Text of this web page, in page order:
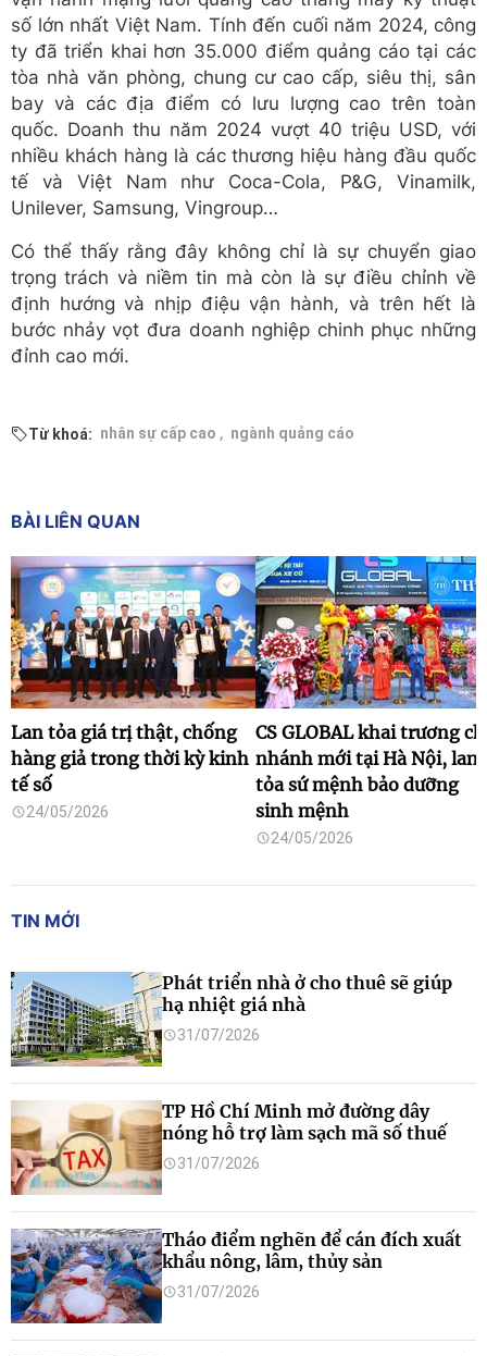
số lớn nhất Việt Nam. Tính đến cuối năm 2024, công
ty đã triển khai hơn 35.000 điểm quảng cáo tại các
tòa nhà văn phòng, chung cư cao cấp, siêu thị, sân
bay và các địa điểm có lưu lượng cao trên toàn
quốc. Doanh thu năm 2024 vượt 40 triệu USD, với
nhiều khách hàng là các thương hiệu hàng đầu quốc
tế và Việt Nam như Coca-Cola, P&G, Vinamilk,
Unilever, Samsung, Vingroup…
Có thể thấy rằng đây không chỉ là sự chuyển giao
trọng trách và niềm tin mà còn là sự điều chỉnh về
định hướng và nhịp điệu vận hành, và trên hết là
bước nhảy vọt đưa doanh nghiệp chinh phục những
đỉnh cao mới.
Từ khoá: nhân sự cấp cao , ngành quảng cáo
BÀI LIÊN QUAN
Lan tỏa giá trị thật, chống
hàng giả trong thời kỳ kinh
tế số
24/05/2026
CS GLOBAL khai trương
nhánh mới tại Hà Nội, lan
tỏa sứ mệnh bảo dưỡng
sinh mệnh
24/05/2026
TIN MỚI
Phát triển nhà ở cho thuê sẽ giúp
hạ nhiệt giá nhà
31/07/2026
TP Hồ Chí Minh mở đường dây
nóng hỗ trợ làm sạch mã số thuế
31/07/2026
Tháo điểm nghẽn để cán đích xuất
khẩu nông, lâm, thủy sản
31/07/2026